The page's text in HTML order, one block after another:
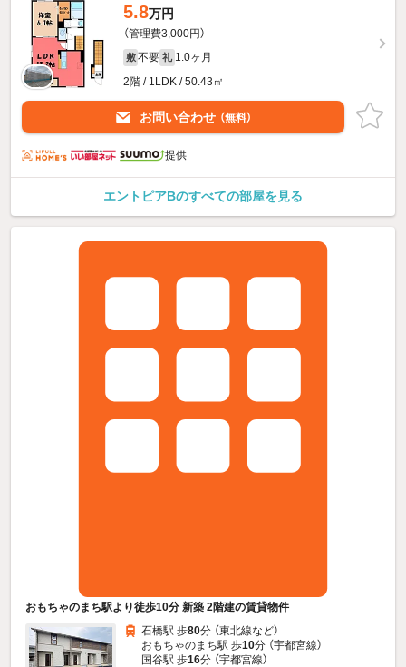
5.8万円
（管理費3,000円）
敷 不要 礼 1.0ヶ月
2階 / 1LDK / 50.43㎡
お問い合わせ （無料）
提供
エントピアBのすべての部屋を見る
おもちゃのまち駅より徒歩10分 新築 2階建の賃貸物件
石橋駅 歩80分 （東北線など）
おもちゃのまち駅 歩10分 （宇都宮線）
国谷駅 歩16分 （宇都宮線）